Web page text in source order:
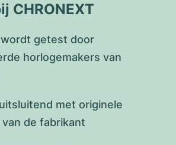
CHRONEXT
getest door
horlogemakers van
met originele
de fabrikant